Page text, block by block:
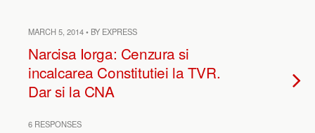
MARCH 5, 2014 • BY EXPRESS
Narcisa Iorga: Cenzura si
incalcarea Constitutiei la TVR.
Dar si la CNA
6 RESPONSES